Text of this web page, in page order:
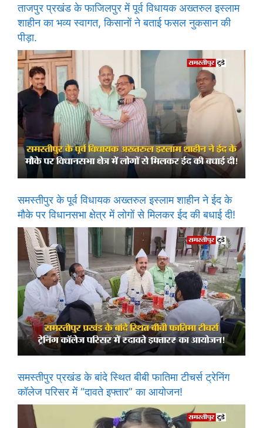
ताजपुर प्रखंड के फाजिलपुर में पूर्व विधायक अख्तरुल इस्लाम
शाहीन का भव्य स्वागत, किसानों ने बताई फसल नुकसान की
पीड़ा.
समस्तीपुर के पूर्व विधायक अख्तरुल इस्लाम शाहीन ने ईद के
मौके पर विधानसभा क्षेत्र में लोगों से मिलकर ईद की बधाई दी!
समस्तीपुर प्रखंड के बांदे स्थित बीबी फातिमा टीचर्स ट्रेनिंग
कॉलेज परिसर में “दावते इफ्तार” का आयोजन!